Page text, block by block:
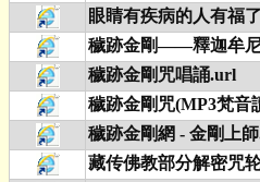
眼睛有疾病的人有福
穢跡金剛——釋迦牟
穢跡金剛咒唱誦.url
穢跡金剛咒(MP3梵音
穢跡金剛網 - 金剛上
藏传佛教部分解密咒